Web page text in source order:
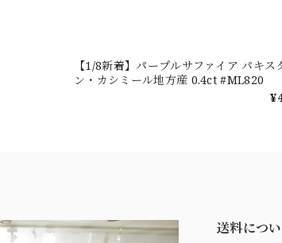
【1/8新着】パープルサファイア パキス
ン・カシミール地方産 0.4ct #ML820
送料につ